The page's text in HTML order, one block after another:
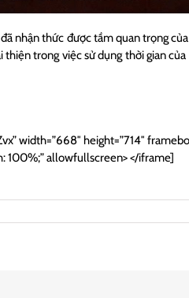
nhận thức được tầm quan trọng
trong việc sử dụng thời gian
height=”714″
100%;” allowfullscreen> </iframe]